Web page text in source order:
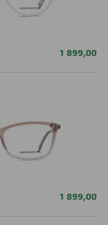
1 899,00
1 899,00